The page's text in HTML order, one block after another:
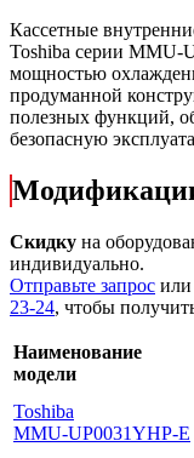
Кассетные
Toshiba серии MMU-
мощностью
продуманной
полезных функций,
безопасную
Скидку на
индивидуально.
Отправьте запрос или
23-24, чтобы
Наименование
модели
Toshiba
MMU-UP0031YHP-E